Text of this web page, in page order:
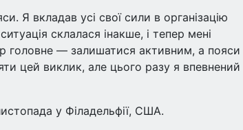
Я вкладав усі свої сили в організацію
склалася інакше, і тепер мені
головне — залишатися активним, а пояси
цей виклик, але цього разу я впевнений
у Філадельфії, США.